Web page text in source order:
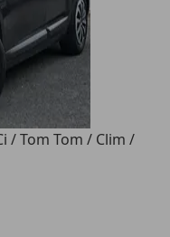
/ Tom Tom / Clim /